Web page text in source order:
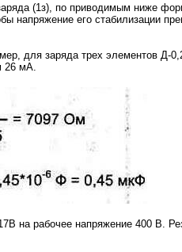
(1з), по приводимым ниже
напряжение его стабилизации
для заряда трех элементов
26 мА.
на рабочее напряжение 400 В.